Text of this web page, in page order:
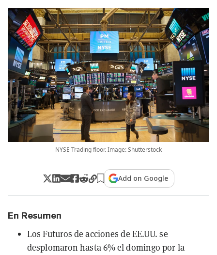
NYSE Trading floor. Image: Shutterstock
Add on Google
En Resumen
Los Futuros de acciones de EE.UU. se
desplomaron hasta 6% el domingo por la